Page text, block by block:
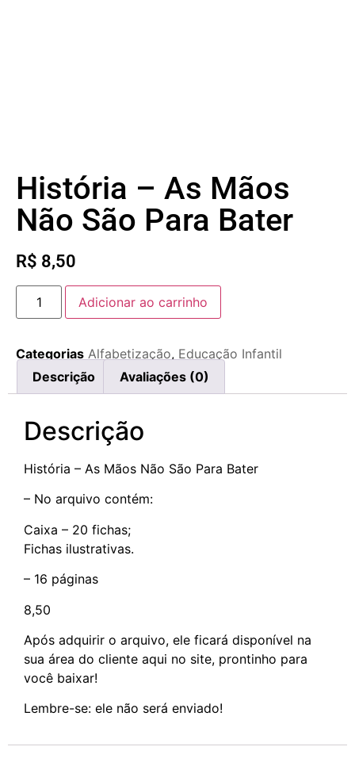
História – As Mãos
Não São Para Bater
R$ 8,50
Adicionar ao carrinho
Categorias Alfabetização, Educação Infantil
Descrição
Avaliações (0)
Descrição
História – As Mãos Não São Para Bater
– No arquivo contém:
Caixa – 20 fichas;
Fichas ilustrativas.
– 16 páginas
8,50
Após adquirir o arquivo, ele ficará disponível na
sua área do cliente aqui no site, prontinho para
você baixar!
Lembre-se: ele não será enviado!